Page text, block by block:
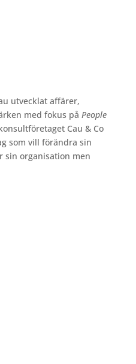
utvecklat affärer,
med fokus på People
Cau & Co
som vill förändra sin
sin organisation men